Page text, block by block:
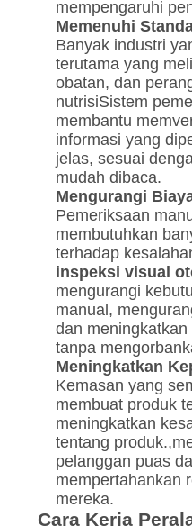
mempengaruhi
Memenuhi
Banyak industri
terutama yang
obatan, dan
nutrisiSistem
membantu
informasi yang
jelas, sesuai
mudah dibaca.
Mengurangi
Pemeriksaan
membutuhkan
terhadap
inspeksi visual
mengurangi
manual,
dan
tanpa
Meningkatkan
Kemasan yang
membuat produk
meningkatkan
tentang
pelanggan puas
mempertahankan
mereka.
Cara Kerja